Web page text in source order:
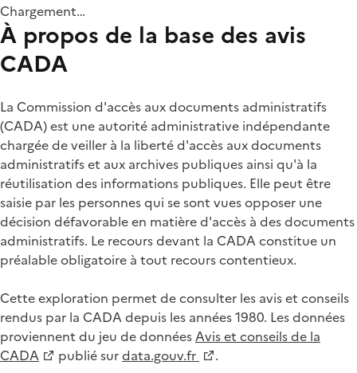
Chargement…
À propos de la base des avis
CADA
La Commission d'accès aux documents administratifs
(CADA) est une autorité administrative indépendante
chargée de veiller à la liberté d'accès aux documents
administratifs et aux archives publiques ainsi qu'à la
réutilisation des informations publiques. Elle peut être
saisie par les personnes qui se sont vues opposer une
décision défavorable en matière d'accès à des documents
administratifs. Le recours devant la CADA constitue un
préalable obligatoire à tout recours contentieux.
Cette exploration permet de consulter les avis et conseils
rendus par la CADA depuis les années 1980. Les données
proviennent du jeu de donnéesAvis et conseils de la
CADA
publié surdata.gouv.fr .